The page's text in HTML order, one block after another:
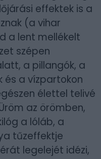
effektek is a
(a vihar
a lent mellékelt
szépen
a pillangók, a
és a vízpartokon
élettel telivé
az örömben,
a lóláb, a
tűzeffektje
legelejét idézi,